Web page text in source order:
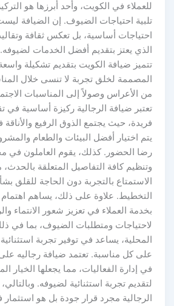
للعملاء في الكويت، وأحد أبرزها هو
تلبية احتياجات الضيوف. إن الضيافة
احتياجات أساسية، بل تعكس ثقافة
الذي يعتز بتقديم أفضل الخدمات لضيوفه.
تتميز ضيافة الكويت بتقديم تشكيلة
المصممة لخلق تجربة لا تنسى خلال
من الأعراس وصولاً إلى المناسبات
تعتبر ضيافة الرجالية ركيزة أساسية في
فريدة، حيث يجتمع الذوق الرفيع
يتم اختيار أفضل البيئات والطعام
رضا الحضور. كذلك، يقوم العاملون في
وتنظيم كافة التفاصيل المتعلقة بالحدث،
الاستمتاع بالتجربة دون الحاجة للقلق
التخطيط. علاوة على ذلك، يساهم اهتمام
بخدمة العملاء في تعزيز شعور الانتماء
لاحتياجات ومتطلبات الضيوف، بما في ذلك
المحلية، يساعد في توفير تجربة
على كل مناسبة. تعتمد ضيافة رجاليه على
في إدارة الفعاليات، مما يجعلها الخيار
لتقديم تجربة استثنائية لضيوفه. وبالتالي،
الرجالية مجرد قرار جودة بل هو استثمار